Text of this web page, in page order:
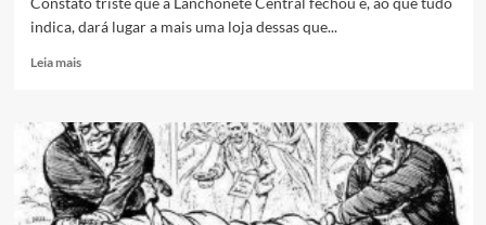
indica, dará lugar a mais uma loja dessas que...
Leia maisRead
FOI-
SE
A
LANCHONETE
CENTRAL